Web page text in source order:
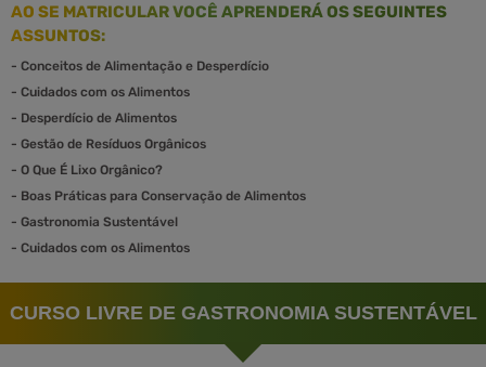
AO SE MATRICULAR VOCÊ APRENDERÁ OS SEGUINTES
ASSUNTOS:
- Conceitos de Alimentação e Desperdício
- Cuidados com os Alimentos
- Desperdício de Alimentos
- Gestão de Resíduos Orgânicos
- O Que É Lixo Orgânico?
- Boas Práticas para Conservação de Alimentos
- Gastronomia Sustentável
- Cuidados com os Alimentos
CURSO LIVRE DE GASTRONOMIA SUSTENTÁVEL